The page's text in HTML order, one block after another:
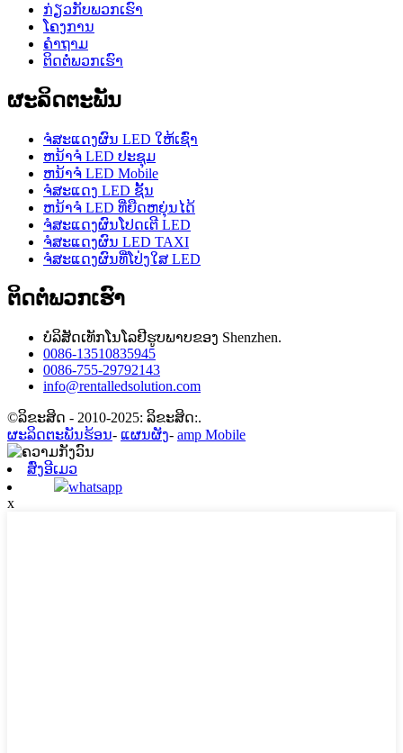
ກ່ຽວກັບພວກເຮົາ
ໂຄງການ
ຄໍາຖາມ
ຕິດຕໍ່ພວກເຮົາ
ຜະລິດຕະພັນ
ຈໍສະແດງຜົນ LED ໃຫ້ເຊົ່າ
ຫນ້າຈໍ LED ປະຊຸມ
ຫນ້າຈໍ LED Mobile
ຈໍສະແດງ LED ຊັ້ນ
ຫນ້າຈໍ LED ທີ່ຍືດຫຍຸ່ນໄດ້
ຈໍສະແດງຜົນໂປດເຕີ LED
ຈໍສະແດງຜົນ LED TAXI
ຈໍສະແດງຜົນທີ່ໂປ່ງໃສ LED
ຕິດຕໍ່ພວກເຮົາ
ບໍລິສັດເທັກໂນໂລຢີຮູບພາບຂອງ Shenzhen.
0086-13510835945
0086-755-29792143
info@rentalledsolution.com
©ລິຂະສິດ - 2010-2025: ລິຂະສິດ:.
ຜະລິດຕະພັນຮ້ອນ- ແຜນຜັງ- amp Mobile
ສົ່ງອີເມວ
whatsapp
x